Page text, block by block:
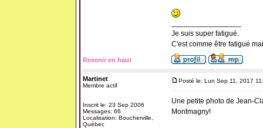
Je suis super fatigué.
C'est comme être fatigué
Revenir en haut
Martinet
Membre actif
Inscrit le: 23 Sep 2006
Messages: 66
Localisation: Boucherville,
Québec
Posté le: Lun Sep 11, 2017
Une petite photo de Jean-
Montmagny!